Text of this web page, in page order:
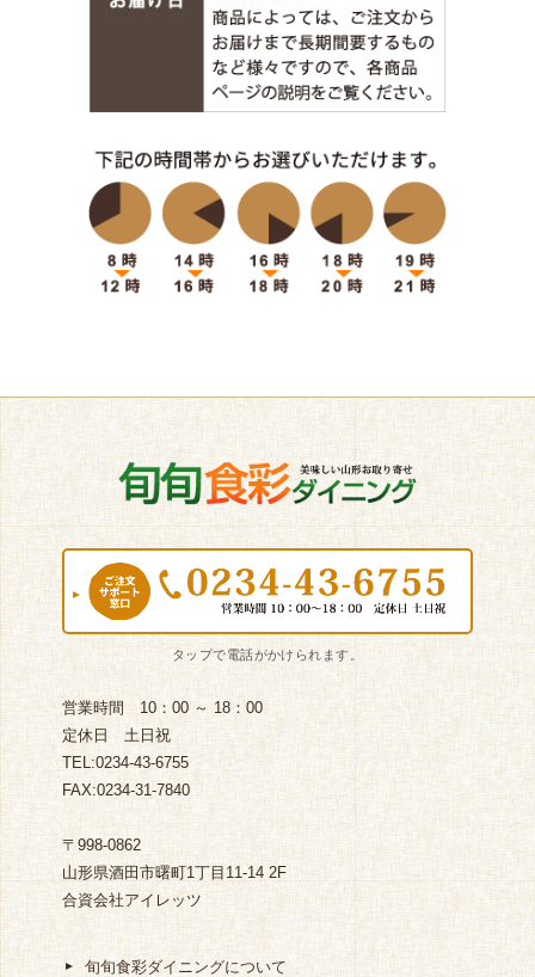
営業時間 10：00 ～ 18：00
定休日 土日祝
TEL:0234-43-6755
FAX:0234-31-7840
〒998-0862
山形県酒田市曙町1丁目11-14 2F
合資会社アイレッツ
旬旬食彩ダイニングについて